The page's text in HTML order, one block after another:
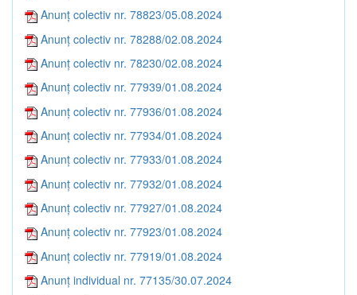
Anunț colectiv nr. 78823/05.08.2024
Anunț colectiv nr. 78288/02.08.2024
Anunț colectiv nr. 78230/02.08.2024
Anunț colectiv nr. 77939/01.08.2024
Anunț colectiv nr. 77936/01.08.2024
Anunț colectiv nr. 77934/01.08.2024
Anunț colectiv nr. 77933/01.08.2024
Anunț colectiv nr. 77932/01.08.2024
Anunț colectiv nr. 77927/01.08.2024
Anunț colectiv nr. 77923/01.08.2024
Anunț colectiv nr. 77919/01.08.2024
Anunț individual nr. 77135/30.07.2024